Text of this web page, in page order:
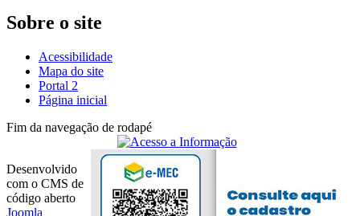
Sobre o site
Acessibilidade
Mapa do site
Portal 2
Página inicial
Fim da navegação de rodapé
Desenvolvido
com o CMS de
código aberto
Joomla